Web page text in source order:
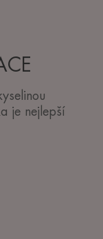
je nejlepší